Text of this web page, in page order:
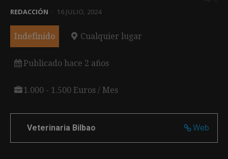
REDACCIÓN 16 JULIO, 2024
Indefinido Cualquier lugar
Publicado hace 2 años
1.000 - 1.500 Euros / Mes
Web
Veterinaria Bilbao